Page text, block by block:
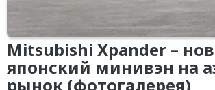
Mitsubishi Xpander –
японский минивэн на
рынок (фотогалерея)